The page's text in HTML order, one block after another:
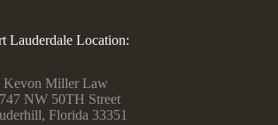
Lauderdale Location:
Kevon Miller Law
NW 50TH Street
Florida 33351